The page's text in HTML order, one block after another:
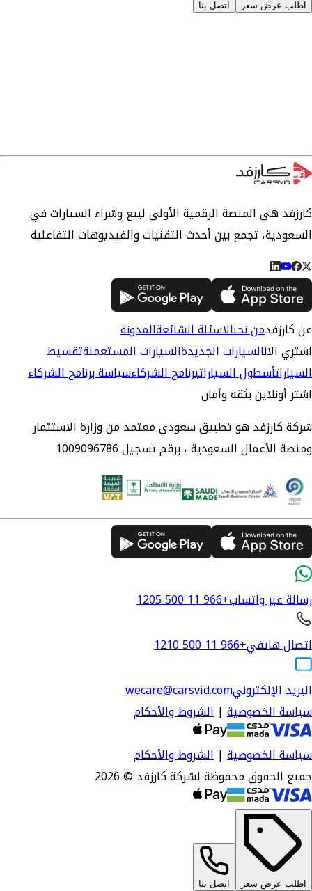
اطلب عرض سعر اتصل بنا
كارزفد هي المنصة الرقمية الأولى لبيع وشراء السيارات في
السعودية، تجمع بين أحدث التقنيات والفيديوهات التفاعلية
عن كارزفدمن نحنالاسئلة الشائعةالمدونة
اشتري الانالسيارات الجديدةالسيارات المستعملةتقسيط
السياراتأسطول السياراتبرنامج الشركاءسياسة برنامج الشركاء
اشتر أونلاين بثقة وأمان
شركة كارزفد هو تطبيق سعودي معتمد من وزارة الاستثمار
ومنصة الأعمال السعودية ، برقم تسجيل 1009096786
رسالة عبر واتساب+966 11 500 1205
اتصال هاتفي+966 11 500 1210
البريد الإلكترونيwecare@carsvid.com
سياسة الخصوصية | الشروط والأحكام
سياسة الخصوصية | الشروط والأحكام
جميع الحقوق محفوظة لشركة كارزفد © 2026
اطلب عرض سعر اتصل بنا